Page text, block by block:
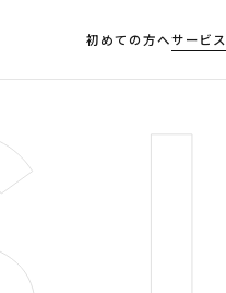
初めての方へサービス